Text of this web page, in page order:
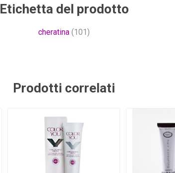
Etichetta del prodotto
cheratina (101)
Prodotti correlati